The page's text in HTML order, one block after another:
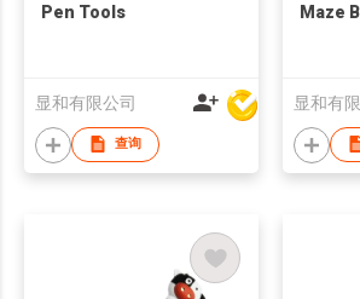
Pen Tools
显和有限公司
查询
Maze
显和有